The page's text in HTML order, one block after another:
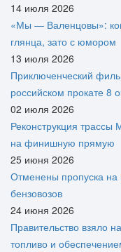
14 июля 2026
«Мы — Валенцовы»:
глянца, зато с юмором
13 июля 2026
Приключенческий
российском прокате 8
02 июля 2026
Реконструкция
на финишную прямую
25 июня 2026
Отменены пропуска
бензовозов
24 июня 2026
Правительство взяло
топливо и